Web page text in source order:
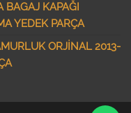
BAGAJ KAPAĞI
YEDEK PARÇA
ORJİNAL 2013-